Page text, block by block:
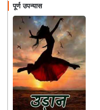
पूर्ण उपन्यास